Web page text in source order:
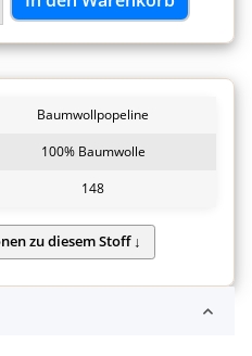
Baumwollpopeline
100% Baumwolle
148